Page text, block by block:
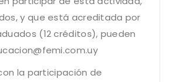
y que está acreditada por
(12 créditos), pueden
la participación de